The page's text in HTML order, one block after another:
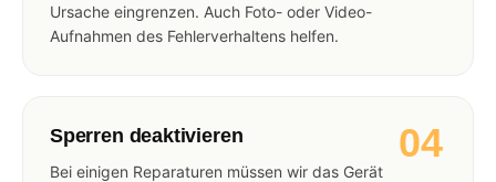
Ursache eingrenzen. Auch Foto- oder Video-
Aufnahmen des Fehlerverhaltens helfen.
04
Sperren deaktivieren
Bei einigen Reparaturen müssen wir das Gerät